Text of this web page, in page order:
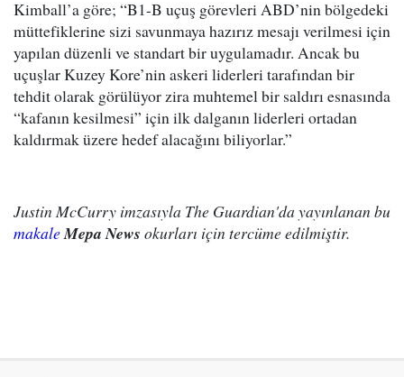
Kimball’a göre; “B1-B uçuş görevleri ABD’nin bölgedeki
müttefiklerine sizi savunmaya hazırız mesajı verilmesi için
yapılan düzenli ve standart bir uygulamadır. Ancak bu
uçuşlar Kuzey Kore’nin askeri liderleri tarafından bir
tehdit olarak görülüyor zira muhtemel bir saldırı esnasında
“kafanın kesilmesi” için ilk dalganın liderleri ortadan
kaldırmak üzere hedef alacağını biliyorlar.”
Justin McCurry imzasıyla The Guardian'da yayınlanan bu
makaleMepa News okurları için tercüme edilmiştir.